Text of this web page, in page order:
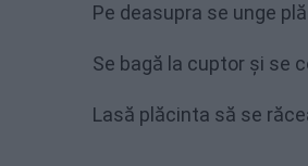
Pe deasupra se unge
Se bagă la cuptor și se
Lasă plăcinta să se